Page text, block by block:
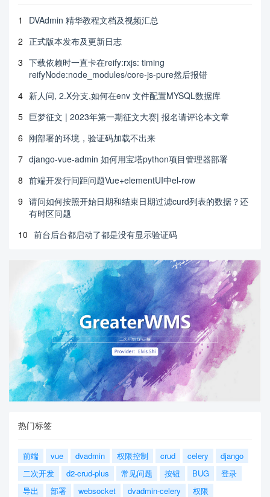
1
DVAdmin 精华教程文档及视频汇总
2 正式版本发布及更新日志
3 下载依赖时一直卡在reify:rxjs: timing
reifyNode:node_modules/core-js-pure然后报错
4 新人问, 2.X分支,如何在env 文件配置MYSQL数据库
5 巨梦征文 | 2023年第一期征文大赛| 报名请评论本文章
6 刚部署的环境，验证码加载不出来
7 django-vue-admin 如何用宝塔python项目管理器部署
8 前端开发行间距问题Vue+elementUI中el-row
9 请问如何按照开始日期和结束日期过滤curd列表的数据？还
有时区问题
10 前台后台都启动了都是没有显示验证码
热门标签
前端 vue dvadmin 权限控制 crud celery
django
二次开发
d2-crud-plus 常见问题 按钮 BUG
登录
导出
部署 websocket dvadmin-celery
权限